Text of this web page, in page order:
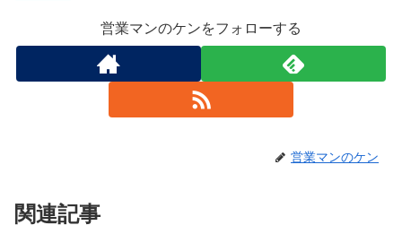
営業マンのケンをフォローする
営業マンのケン
関連記事